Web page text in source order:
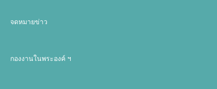
จดหมายข่าว
กองงานในพระองค์ ฯ